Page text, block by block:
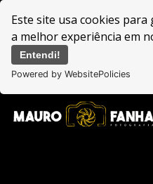
Este site usa cookies
a melhor experiência em
Entendi!
Powered by WebsitePolicies